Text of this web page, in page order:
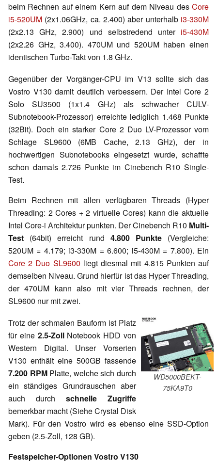
beim Rechnen auf einem Kern auf dem Niveau des Core
i5-520UM (2x1.06GHz, ca. 2.400) aber unterhalb i3-330M
(2x2.13 GHz, 2.900) und selbstredend unter i5-430M
(2x2.26 GHz, 3.400). 470UM und 520UM haben einen
identischen Turbo-Takt von 1.8 GHz.
Gegenüber der Vorgänger-CPU im V13 sollte sich das
Vostro V130 damit deutlich verbessern. Der Intel Core 2
Solo SU3500 (1x1.4 GHz) als schwacher CULV-
Subnotebook-Prozessor) erreichte lediglich 1.468 Punkte
(32Bit). Doch ein starker Core 2 Duo LV-Prozessor vom
Schlage SL9600 (6MB Cache, 2.13 GHz), der in
hochwertigen Subnotebooks eingesetzt wurde, schaffte
schon damals 2.726 Punkte im Cinebench R10 Single-
Test.
Beim Rechnen mit allen verfügbaren Threads (Hyper
Threading: 2 Cores + 2 virtuelle Cores) kann die aktuelle
Intel Core-i Architektur punkten. Der Cinebench R10 Multi-
Test (64bit) erreicht rund 4.800 Punkte(Vergleiche:
520UM = 4.179; i3-330M = 6.600; i5-430M = 7.800). Ein
Core 2 Duo SL9600 liegt diesmal mit 4.815 Punkten auf
demselben Niveau. Grund hierfür ist das Hyper Threading,
der 470UM kann also mit vier Threads rechnen, der
SL9600 nur mit zwei.
WD5000BEKT-
75KA9T0
Trotz der schmalen Bauform ist Platz
für eine 2.5-Zoll Notebook HDD von
Western Digital. Unser Vorserien
V130 enthält eine 500GB fassende
7.200 RPM Platte, welche sich durch
ein ständiges Grundrauschen aber
auch durch schnelle Zugriffe
bemerkbar macht (Siehe Crystal Disk
Mark). Für den Vostro wird es ebenso eine SSD-Option
geben (2.5-Zoll, 128 GB).
Festspeicher-Optionen Vostro V130